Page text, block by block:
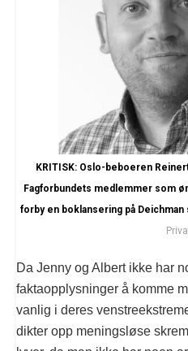
KRITISK: Oslo-beboeren
Fagforbundets medlemmer som
forby en boklansering på
Da Jenny og Albert ikke har
faktaopplysninger å komme
vanlig i deres
dikter opp meningsløse